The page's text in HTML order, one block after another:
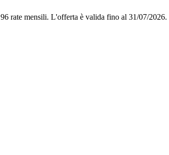
96 rate mensili. L'offerta è valida fino al 31/07/2026.